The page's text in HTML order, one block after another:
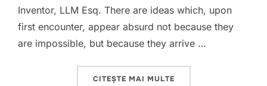
Inventor, LLM Esq. There are ideas which, upon
first encounter, appear absurd not because they
are impossible, but because they arrive …
CITEȘTE MAI MULTE„HUMANITY VERSUS